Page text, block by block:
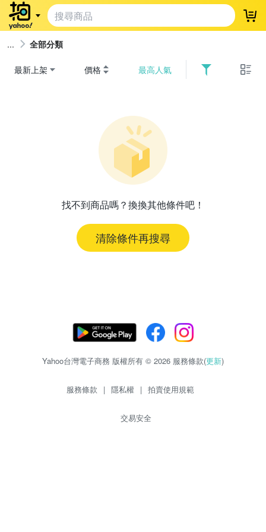
登
全部分類
最新上架 價格 最高人氣
找不到商品嗎？換換其他條件吧！
清除條件再搜尋
Yahoo台灣電子商務 版權所有 © 2026 服務條款(更新)
服務條款 | 隱私權 | 拍賣使用規範
交易安全